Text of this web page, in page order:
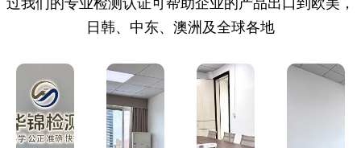
日韩、中东、澳洲及全球各地